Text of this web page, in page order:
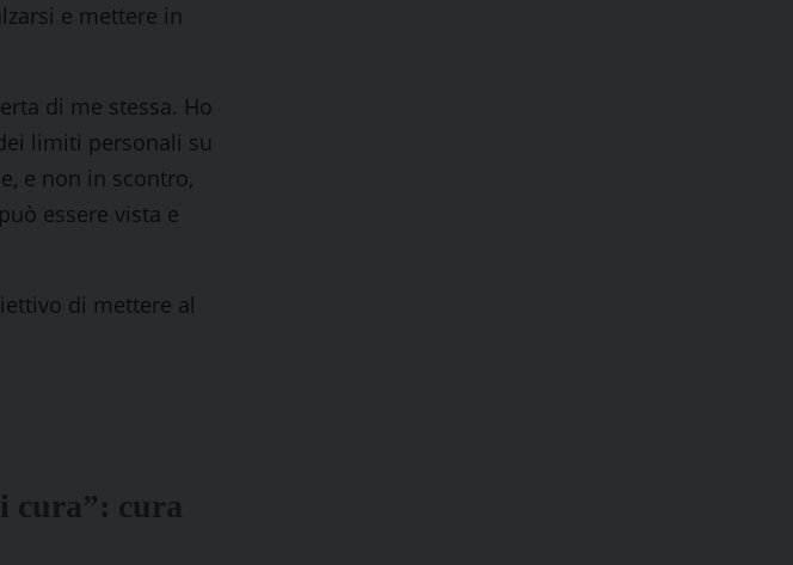
e mettere in
di me stessa. Ho
limiti personali su
e non in scontro,
essere vista e
di mettere al
cura”: cura